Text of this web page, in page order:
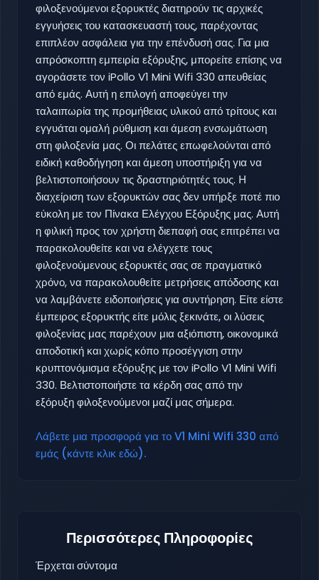
φιλοξενούμενοι εξορυκτές διατηρούν τις αρχικές
εγγυήσεις του κατασκευαστή τους, παρέχοντας
επιπλέον ασφάλεια για την επένδυσή σας. Για μια
απρόσκοπτη εμπειρία εξόρυξης, μπορείτε επίσης να
αγοράσετε τον iPollo V1 Mini Wifi 330 απευθείας
από εμάς. Αυτή η επιλογή αποφεύγει την
ταλαιπωρία της προμήθειας υλικού από τρίτους και
εγγυάται ομαλή ρύθμιση και άμεση ενσωμάτωση
στη φιλοξενία μας. Οι πελάτες επωφελούνται από
ειδική καθοδήγηση και άμεση υποστήριξη για να
βελτιστοποιήσουν τις δραστηριότητές τους. Η
διαχείριση των εξορυκτών σας δεν υπήρξε ποτέ πιο
εύκολη με τον Πίνακα Ελέγχου Εξόρυξης μας. Αυτή
η φιλική προς τον χρήστη διεπαφή σας επιτρέπει να
παρακολουθείτε και να ελέγχετε τους
φιλοξενούμενους εξορυκτές σας σε πραγματικό
χρόνο, να παρακολουθείτε μετρήσεις απόδοσης και
να λαμβάνετε ειδοποιήσεις για συντήρηση. Είτε είστε
έμπειρος εξορυκτής είτε μόλις ξεκινάτε, οι λύσεις
φιλοξενίας μας παρέχουν μια αξιόπιστη, οικονομικά
αποδοτική και χωρίς κόπο προσέγγιση στην
κρυπτονόμισμα εξόρυξης με τον iPollo V1 Mini Wifi
330. Βελτιστοποιήστε τα κέρδη σας από την
εξόρυξη φιλοξενούμενοι μαζί μας σήμερα.
Λάβετε μια προσφορά για το V1 Mini Wifi 330 από
εμάς (κάντε κλικ εδώ).
Περισσότερες Πληροφορίες
Έρχεται σύντομα